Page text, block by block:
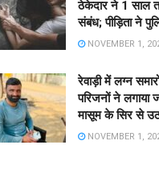
ठेकेदार ने 1 साल
संबंध; पीड़िता ने
NOVEMBER 1,
रेवाड़ी में लग्न
परिजनों ने लगाया
मासूम के सिर से
NOVEMBER 1,